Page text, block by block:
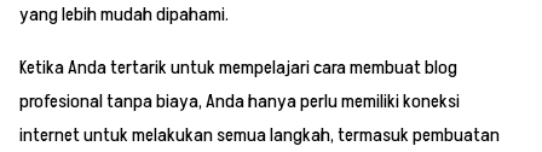
yang lebih mudah dipahami.
Ketika Anda tertarik untuk mempelajari cara membuat blog
profesional tanpa biaya, Anda hanya perlu memiliki koneksi
internet untuk melakukan semua langkah, termasuk pembuatan